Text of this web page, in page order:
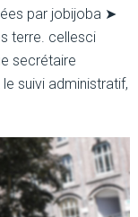
par jobijoba ➤
terre. cellesci
secrétaire
suivi administratif,